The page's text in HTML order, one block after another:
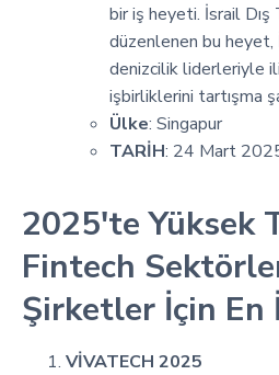
bir iş heyeti. İsrail Dış
düzenlenen bu
denizcilik liderleriyle
işbirliklerini tartışma
Ülke: Singapur
TARİH: 24 Mart
2025'te Yüksek
Fintech
Şirketler İçin
VİVATECH 2025